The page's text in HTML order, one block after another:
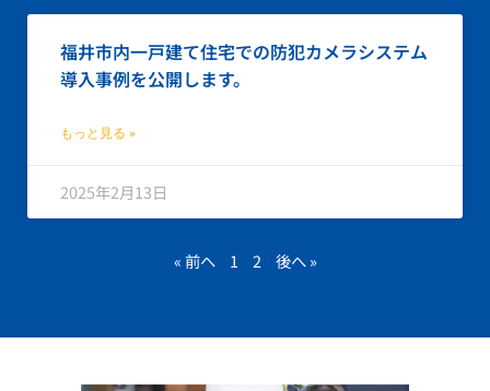
福井市内一戸建て住宅での防犯カメラシステム
導入事例を公開します。
もっと見る »
2025年2月13日
« 前へ 1 2 後へ »